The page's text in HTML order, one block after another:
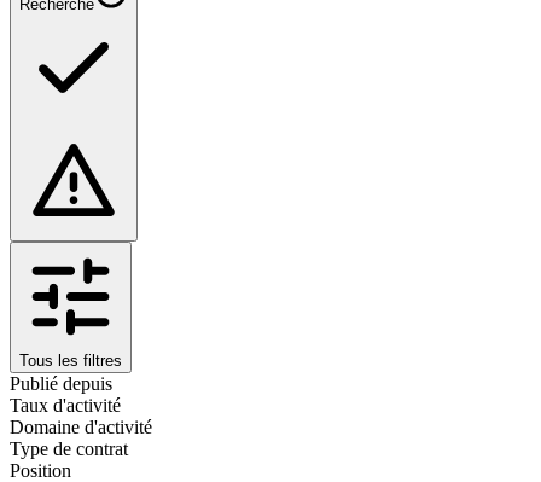
Recherche
Tous les filtres
Publié depuis
Taux d'activité
Domaine d'activité
Type de contrat
Position